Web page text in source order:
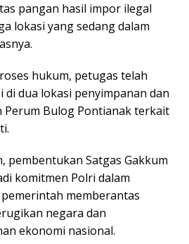
pangan hasil impor ilegal
lokasi yang sedang dalam
hukum, petugas telah
di dua lokasi penyimpanan dan
Perum Bulog Pontianak terkait
pembentukan Satgas Gakkum
komitmen Polri dalam
memberantas
negara dan
ekonomi nasional.